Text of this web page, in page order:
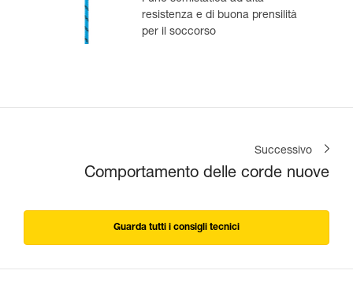
resistenza e di buona prensilità
per il soccorso
Successivo
Comportamento delle corde nuove
Guarda tutti i consigli tecnici